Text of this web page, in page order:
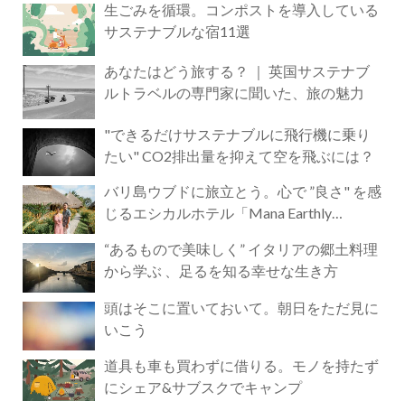
生ごみを循環。コンポストを導入している
サステナブルな宿11選
あなたはどう旅する？ ｜ 英国サステナブ
ルトラベルの専門家に聞いた、旅の魅力
"できるだけサステナブルに飛行機に乗り
たい" CO2排出量を抑えて空を飛ぶには？
バリ島ウブドに旅立とう。心で ”良さ" を感
じるエシカルホテル「Mana Earthly
“あるもので美味しく” イタリアの郷土料理
から学ぶ 、足るを知る幸せな生き方
頭はそこに置いておいて。朝日をただ見に
いこう
道具も車も買わずに借りる。モノを持たず
にシェア&サブスクでキャンプ